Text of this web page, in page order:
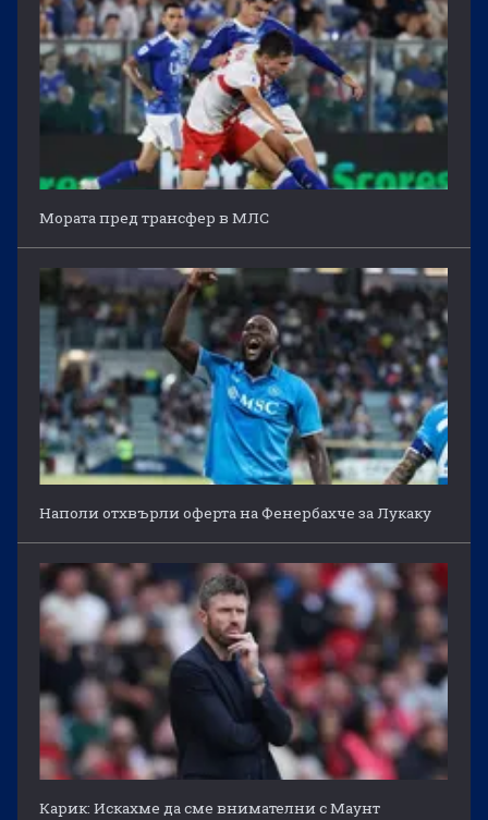
Мората пред трансфер в МЛС
Наполи отхвърли оферта на Фенербахче за Лукаку
Карик: Искахме да сме внимателни с Маунт